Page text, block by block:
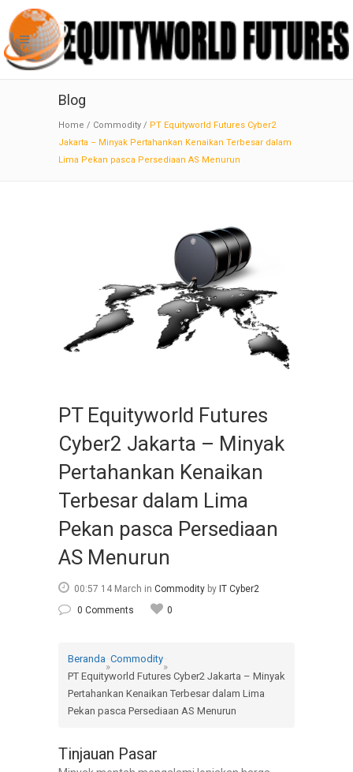
Blog
Home / Commodity / PT Equityworld Futures Cyber2
Jakarta – Minyak Pertahankan Kenaikan Terbesar dalam
Lima Pekan pasca Persediaan AS Menurun
PT Equityworld Futures
Cyber2 Jakarta – Minyak
Pertahankan Kenaikan
Terbesar dalam Lima
Pekan pasca Persediaan
AS Menurun
00:57 14 March in Commodity by IT Cyber2
0 Comments
0
Beranda
»
Commodity
»
PT Equityworld Futures Cyber2 Jakarta – Minyak
Pertahankan Kenaikan Terbesar dalam Lima
Pekan pasca Persediaan AS Menurun
Tinjauan Pasar